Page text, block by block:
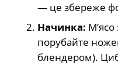
— це збереже
Начинка: М’ясо
порубайте
блендером).